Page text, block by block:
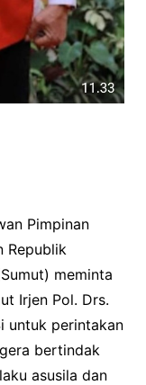
Pimpinan
Republik
meminta
Irjen Pol. Drs.
untuk perintakan
bertindak
asusila dan